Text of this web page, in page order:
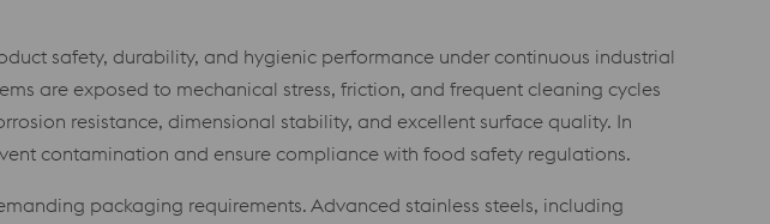
safety, durability, and hygienic performance under continuous industrial
are exposed to mechanical stress, friction, and frequent cleaning cycles
resistance, dimensional stability, and excellent surface quality. In
contamination and ensure compliance with food safety regulations.
packaging requirements. Advanced stainless steels, including